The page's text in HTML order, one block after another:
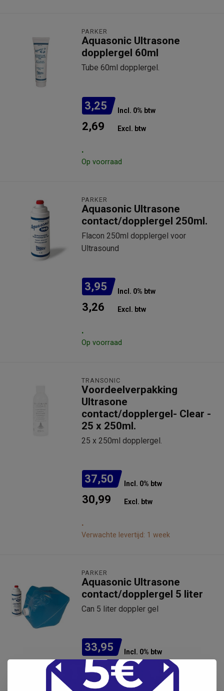
PARKER
Aquasonic Ultrasone
dopplergel 60ml
Tube 60ml dopplergel.
3,25 Incl. 0% btw
2,69 Excl. btw
.
Op voorraad
PARKER
Aquasonic Ultrasone
contact/dopplergel 250ml.
Flacon 250ml dopplergel voor
Ultrasound
3,95 Incl. 0% btw
3,26 Excl. btw
.
Op voorraad
TRANSONIC
Voordeelverpakking
Ultrasone
contact/dopplergel- Clear -
25 x 250ml.
25 x 250ml dopplergel.
37,50 Incl. 0% btw
30,99 Excl. btw
.
Verwachte levertijd: 1 week
PARKER
Aquasonic Ultrasone
contact/dopplergel 5 liter
Can 5 liter doppler gel
33,95 Incl. 0% btw
28,06 Excl. btw